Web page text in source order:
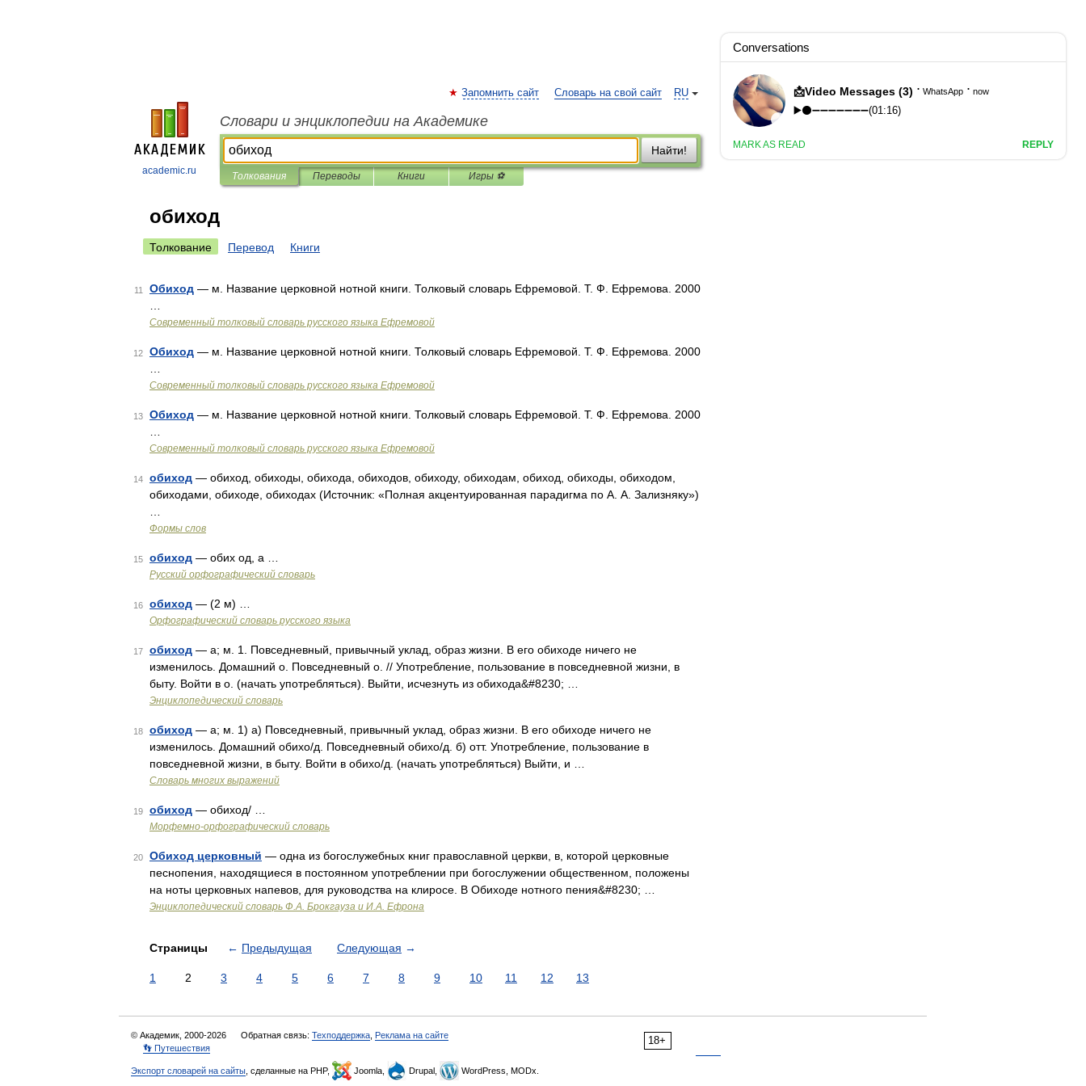
academic.ru
RU
Запомнить сайт Словарь на свой сайт
Словари и энциклопедии на Академике
Найти!
Толкования Переводы Книги Игры ⚽
обиход
Толкование Перевод Книги
11 Обиход — м. Название церковной нотной книги. Толковый словарь Ефремовой. Т. Ф. Ефремова. 2000
Современный толковый словарь русского языка Ефремовой
12 Обиход — м. Название церковной нотной книги. Толковый словарь Ефремовой. Т. Ф. Ефремова. 2000
Современный толковый словарь русского языка Ефремовой
13 Обиход — м. Название церковной нотной книги. Толковый словарь Ефремовой. Т. Ф. Ефремова. 2000
Современный толковый словарь русского языка Ефремовой
14 обиход — обиход, обиходы, обихода, обиходов, обиходу, обиходам, обиход, обиходы, обиходом,
обиходами, обиходе, обиходах (Источник: «Полная акцентуированная парадигма по А. А. Зализняку»)
Формы слов
15 обиход — обих од, а …
Русский орфографический словарь
16 обиход — (2 м) …
Орфографический словарь русского языка
17 обиход — а; м. 1. Повседневный, привычный уклад, образ жизни. В его обиходе ничего не
изменилось. Домашний о. Повседневный о. // Употребление, пользование в повседневной жизни, в
быту. Войти в о. (начать употребляться). Выйти, исчезнуть из обихода&#8230; …
Энциклопедический словарь
18 обиход — а; м. 1) а) Повседневный, привычный уклад, образ жизни. В его обиходе ничего не
изменилось. Домашний обихо/д. Повседневный обихо/д. б) отт. Употребление, пользование в
повседневной жизни, в быту. Войти в обихо/д. (начать употребляться) Выйти, и …
Словарь многих выражений
19 обиход — обиход/ …
Морфемно-орфографический словарь
20 Обиход церковный — одна из богослужебных книг православной церкви, в, которой церковные
песнопения, находящиеся в постоянном употреблении при богослужении общественном, положены
на ноты церковных напевов, для руководства на клиросе. В Обиходе нотного пения&#8230; …
Энциклопедический словарь Ф.А. Брокгауза и И.А. Ефрона
Страницы ← Предыдущая Следующая →
1 2 3 4 5 6 7 8 9 10 11 12 13
18+
© Академик, 2000-2026 Обратная связь: Техподдержка Реклама на сайте
👣 Путешествия
Экспорт словарей на сайты , сделанные на PHP, Joomla, Drupal, WordPress, MODx.